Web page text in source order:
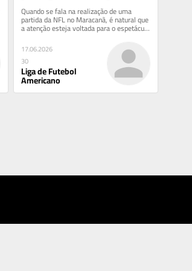
Quando se fala na realização de uma
partida da NFL no Maracanã, é natural que
a atenção esteja voltada para o espetáculo
esportivo. Afinal,...
17.06.2026
30
Liga de Futebol
Americano